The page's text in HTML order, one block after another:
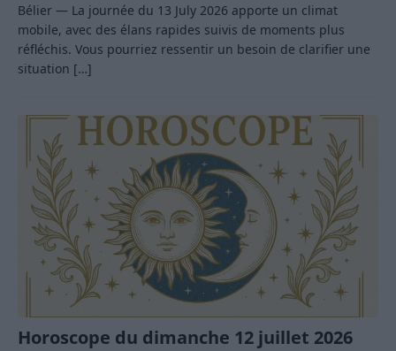
Bélier — La journée du 13 July 2026 apporte un climat
mobile, avec des élans rapides suivis de moments plus
réfléchis. Vous pourriez ressentir un besoin de clarifier une
situation […]
Horoscope du dimanche 12 juillet 2026